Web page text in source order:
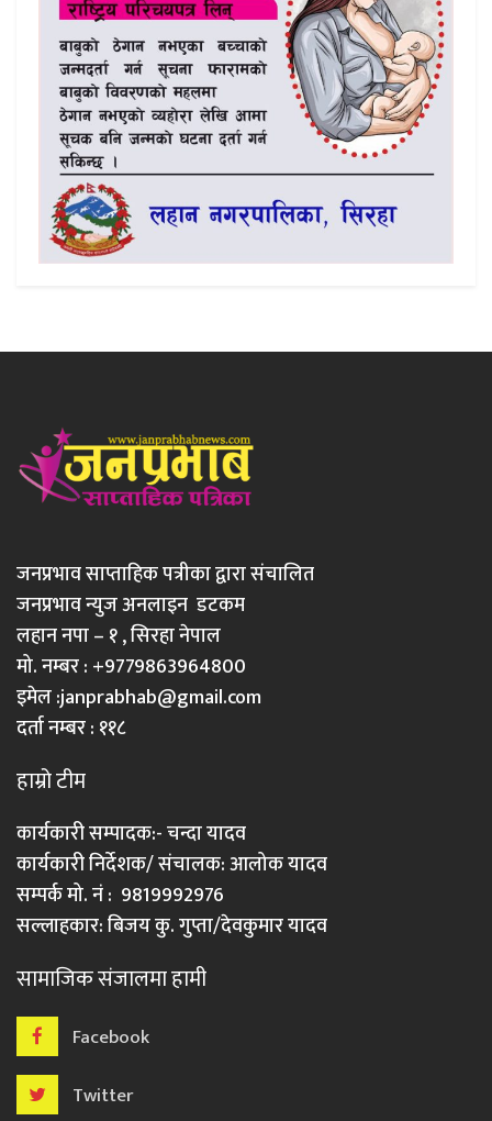
जनप्रभाव साप्ताहिक पत्रीका द्वारा संचालित
जनप्रभाव न्युज अनलाइन डटकम
लहान नपा – १ , सिरहा नेपाल
मो. नम्बर : +9779863964800
इमेल :janprabhab@gmail.com
दर्ता नम्बर : ११८
हाम्रो टीम
कार्यकारी सम्पादक:- चन्दा यादव
कार्यकारी निर्देशक/ संचालक: आलोक यादव
सम्पर्क मो. नं : 9819992976
सल्लाहकार: बिजय कु. गुप्ता/देवकुमार यादव
सामाजिक संजालमा हामी
Facebook
Twitter